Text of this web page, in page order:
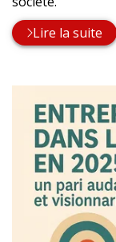
Lire la suite